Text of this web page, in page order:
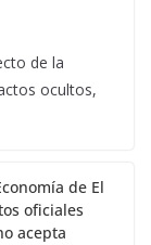
de la
ocultos,
de El
oficiales
acepta